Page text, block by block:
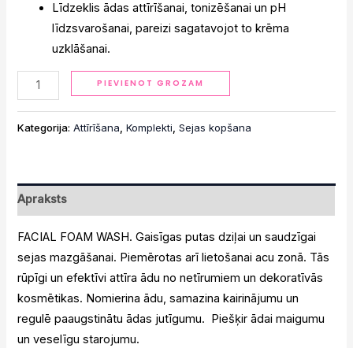
Līdzeklis ādas attīrīšanai, tonizēšanai un pH
līdzsvarošanai, pareizi sagatavojot to krēma
uzklāšanai.
PIEVIENOT GROZAM
Kategorija:Attīrīšana ,Komplekti ,Sejas kopšana
Apraksts
FACIAL FOAM WASH. Gaisīgas putas dziļai un saudzīgai
sejas mazgāšanai. Piemērotas arī lietošanai acu zonā. Tās
rūpīgi un efektīvi attīra ādu no netīrumiem un dekoratīvās
kosmētikas. Nomierina ādu, samazina kairinājumu un
regulē paaugstinātu ādas jutīgumu. Piešķir ādai maigumu
un veselīgu starojumu.